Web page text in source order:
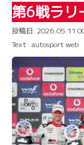
第6戦ラリ
投稿日: 2026.05.11
Text : autosport web